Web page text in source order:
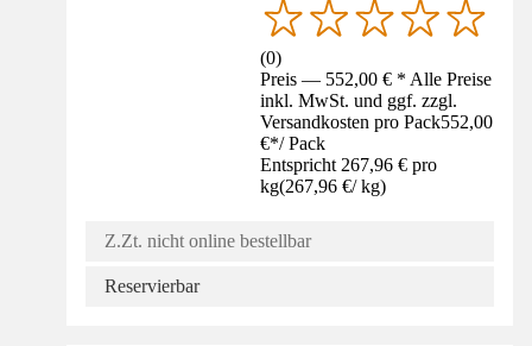
(0)
Preis — 552,00 € * Alle Preise
inkl. MwSt. und ggf. zzgl.
Versandkosten pro Pack552,00
€*/ Pack
Entspricht 267,96 € pro
kg(267,96 €/ kg)
Z.Zt. nicht online bestellbar
Reservierbar